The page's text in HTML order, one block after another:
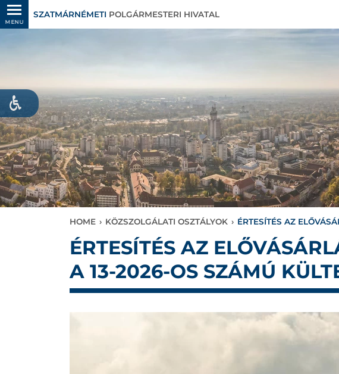
MENU
SZATMÁRNÉMETI POLGÁRMESTERI HIVATAL
HOME › KÖZSZOLGÁLATI OSZTÁLYOK › ÉRTESÍTÉS AZ
ÉRTESÍTÉS AZ
A 13-2026-OS SZÁMÚ